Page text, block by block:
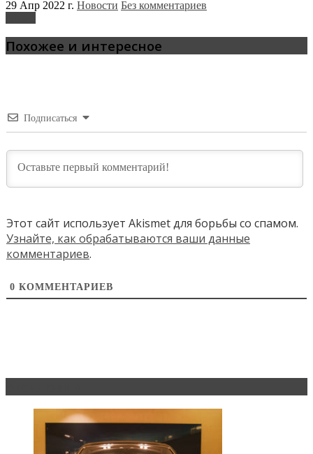
29 Апр 2022 г. Новости Без комментариев
Похожее и интересное
Подписаться
Этот сайт использует Akismet для борьбы со спамом.
Узнайте, как обрабатываются ваши данные
комментариев.
0 КОММЕНТАРИЕВ